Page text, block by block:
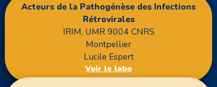
Acteurs de la Pathogénèse des Infections
Rétrovirales
IRIM, UMR 9004 CNRS
Montpellier
Lucile Espert
Voir le labo